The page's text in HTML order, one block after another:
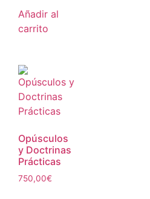
Añadir al
carrito
Opúsculos
y Doctrinas
Prácticas
750,00€